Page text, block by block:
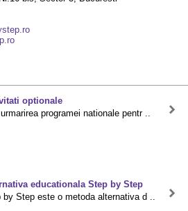
optionale
programei nationale pentr ..
educationala Step by Step
by Step este o metoda alternativa d ..